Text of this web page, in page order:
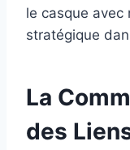
le casque avec
stratégique
La
des